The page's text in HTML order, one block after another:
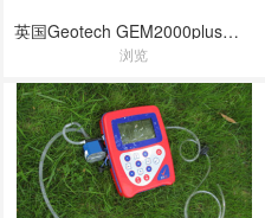
英国Geotech GEM2000plus便携式沼气分析仪
浏览